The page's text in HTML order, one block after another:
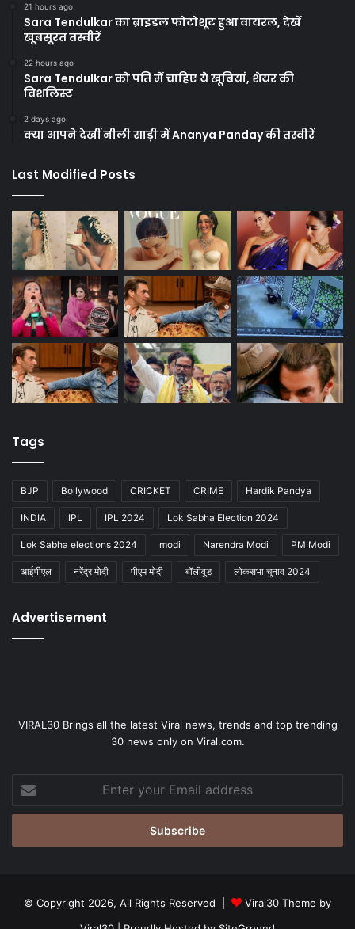
21 hours ago
Sara Tendulkar का ब्राइडल फोटोशूट हुआ वायरल, देखें
खूबसूरत तस्वीरें
22 hours ago
Sara Tendulkar को पति में चाहिए ये खूबियां, शेयर की
विशलिस्ट
2 days ago
क्या आपने देखीं नीली साड़ी में Ananya Panday की तस्वीरें
Last Modified Posts
Tags
BJP Bollywood CRICKET CRIME Hardik Pandya
INDIA IPL IPL 2024 Lok Sabha Election 2024
Lok Sabha elections 2024 modi Narendra Modi PM Modi
आईपीएल नरेंद्र मोदी पीएम मोदी बॉलीवुड लोकसभा चुनाव 2024
Advertisement
VIRAL30 Brings all the latest Viral news, trends and top trending
30 news only on Viral.com.
your
Email
© Copyright 2026, All Rights Reserved |
Viral30 Theme by